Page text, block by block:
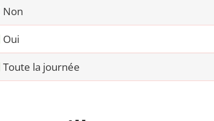
Non
Oui
Toute la journée